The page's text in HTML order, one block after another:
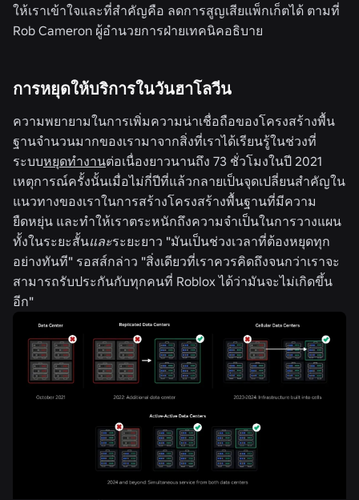
ให้เราเข้าใจและที่สำคัญคือ ลดการสูญเสียแพ็กเก็ตได้ ตามที่
Rob Cameron ผู้อำนวยการฝ่ายเทคนิคอธิบาย
การหยุดให้บริการในวันฮาโลวีน
ความพยายามในการเพิ่มความน่าเชื่อถือของโครงสร้างพื้น
ฐานจำนวนมากของเรามาจากสิ่งที่เราได้เรียนรู้ในช่วงที่
ระบบหยุดทำงานต่อเนื่องยาวนานถึง 73 ชั่วโมงในปี 2021
เหตุการณ์ครั้งนั้นเมื่อไม่กี่ปีที่แล้วกลายเป็นจุดเปลี่ยนสำคัญใน
แนวทางของเราในการสร้างโครงสร้างพื้นฐานที่มีความ
ยืดหยุ่น และทำให้เราตระหนักถึงความจำเป็นในการวางแผน
ทั้งในระยะสั้นและระยะยาว "มันเป็นช่วงเวลาที่ต้องหยุดทุก
อย่างทันที" รอสส์กล่าว "สิ่งเดียวที่เราควรคิดถึงจนกว่าเราจะ
สามารถรับประกันกับทุกคนที่ Roblox ได้ว่ามันจะไม่เกิดขึ้น
อีก"